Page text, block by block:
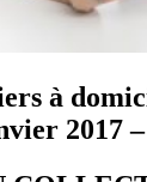
à
2017